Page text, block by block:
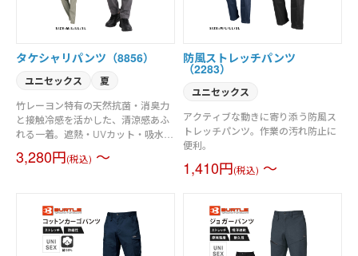
タケシャリパンツ（8856）
ユニセックス 夏
竹レーヨン特有の天然抗菌・消臭力
と接触冷感を活かした、清涼感あふ
れる一着。遮熱・UVカット・吸水速
日差しが強くなる季節も衣服内を常
しているので収納力もバッチリ。さ
らに、ストレッチ性と帯電防止機能
を兼ね備え、あらゆる作業シーンで
の動きやすさと安全性も確保してい
3,280円(税込) ～
防風ストレッチパンツ
（2283）
ユニセックス
アクティブな動きに寄り添う防風ス
トレッチパンツ。作業の汚れ防止に
便利。
1,410円(税込) ～